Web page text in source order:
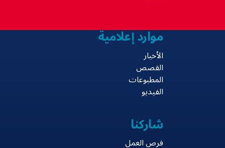
موارد إعلامية
الأخبار
القصص
المطبوعات
الفيديو
شاركنا
فرص العمل